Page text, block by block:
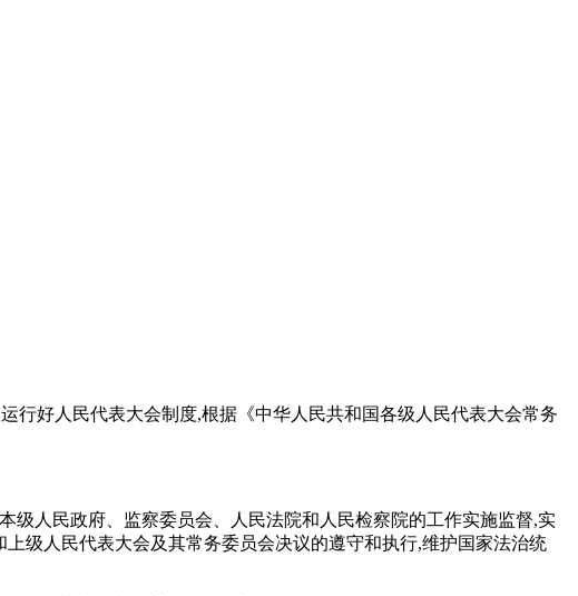
行好人民代表大会制度,根据《中华人民共和国各级人民代表大会常务
级人民政府、监察委员会、人民法院和人民检察院的工作实施监督,实
级人民代表大会及其常务委员会决议的遵守和执行,维护国家法治统